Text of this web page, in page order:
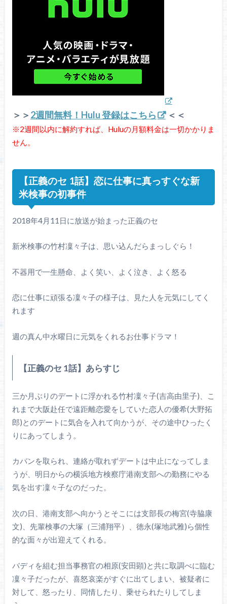
＞＞ 2週間無料！Hulu 登録はこちら ＜＜
※2週間以内に解約すれば、Huluの月額料金は一切かかりま
せん。
【正義のセ 1話】恋に仕事に真っすぐな新
米検事の初事件
2018年4月11日に放送が始まった正義のセ
新米検事の竹村凜々子は、思い込んだらまっしぐら！
不器用で一生懸命、よく笑い、よく泣き、よく怒る
恋に仕事に頑張る凜々子の様子は、見た人を元気にしてく
れます
週の真ん中水曜日に元気をくれるお仕事ドラマ！
【正義のセ 1話】あらすじ
三か月ぶりのデートに浮かれる竹村凜々子(吉高由里子)、こ
れまで大阪赴任で遠距離恋愛をしていた恋人の優希(大野拓
郎)とのデートに気合を入れて向かうが、その途中ひったく
りにあってしまう。
カバンを取られ、連絡が取れずデートは中止になってしま
うが、明日からの横浜地方検察庁港南支部への勤務にやる
気を出す凜々子なのだった。
次の日、港南支部へ向かうとそこには支部長の梅宮(寺脇康
文)、先輩検事の大塚（三浦翔平）、徳永(塚地武雅)ら個性
的な面々が出迎えてくれる。
バディを組む担当事務官の相原(安田顕)と共に取調べに臨む
凜々子だったが、喜怒哀楽がすぐに出てしまい、被疑者に
対して、怒ったり、同情したり、乗せられたりしてしま